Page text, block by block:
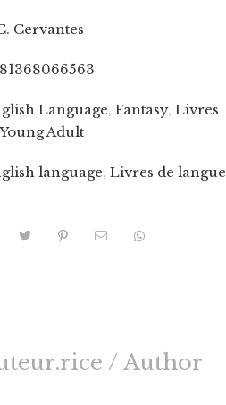
Cervantes
Language,Fantasy,Livres
Young Adult
language,Livres de langue
/ Author